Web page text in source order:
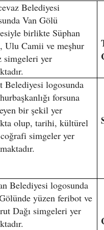
Belediyesi
Van Gölü
birlikte Süphan
Ulu Camii ve meşhur
simgeleri yer
Belediyesi logosunda
forsuna
bir şekil yer
olup, tarihi, kültürel
simgeler yer
Belediyesi logosunda
yüzen feribot ve
Dağı simgeleri yer